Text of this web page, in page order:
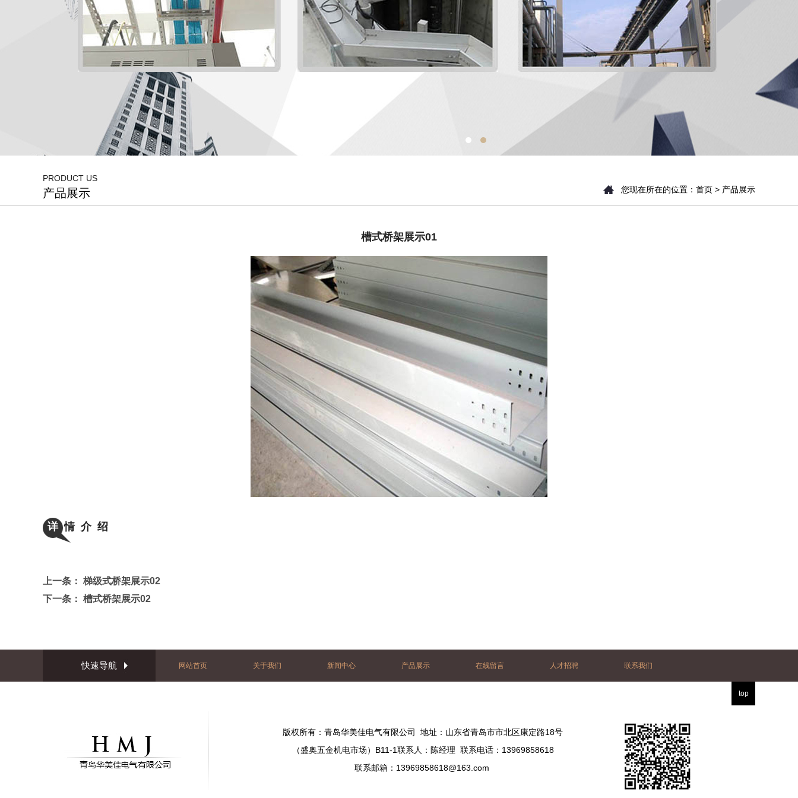
PRODUCT US
产品展示 您现在所在的位置： 首页 > 产品展示
槽式桥架展示01
详情 介 绍
上一条： 梯级式桥架展示02
下一条： 槽式桥架展示02
快速导航 网站首页 关于我们 新闻中心 产品展示 在线留言 人才招聘 联系我们
top
版权所有：青岛华美佳电气有限公司 地址：山东省青岛市市北区康定路18号
（盛奥五金机电市场）B11-1联系人：陈经理 联系电话：13969858618
联系邮箱： 13969858618@163.com